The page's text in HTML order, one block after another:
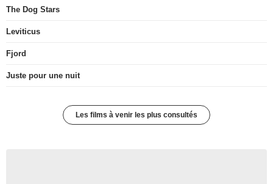
The Dog Stars
Leviticus
Fjord
Juste pour une nuit
Les films à venir les plus consultés